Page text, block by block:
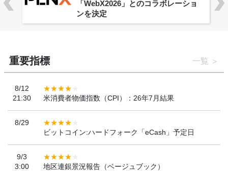
「WebX2026」とのコラボレーショ
ンを決定
重要指標 一覧
8/12
21:30
米消費者物価指数（CPI）：26年7月結果
8/29
ビットコイン:ハードフォーク「eCash」予定日
9/3
3:00
地区連銀景況報告（ベージュブック）